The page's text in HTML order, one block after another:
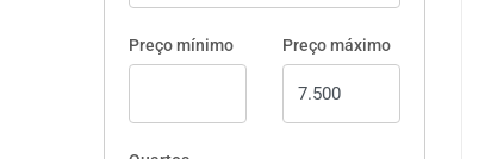
Preço mínimo Preço máximo